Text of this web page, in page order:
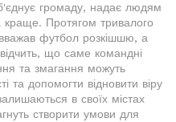
громаду, надає людям
краще. Протягом тривалого
футбол розкішшю, а
що саме командні
та змагання можуть
та допомогти відновити віру
в своїх містах
створити умови для